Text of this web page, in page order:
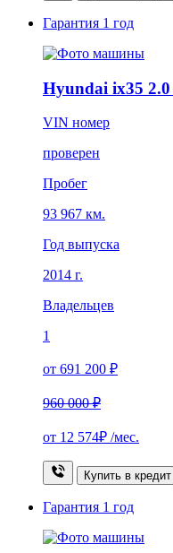
Гарантия 1 год
Hyundai ix35
VIN номер
проверен
Пробег
93 967 км.
Год выпуска
2014 г.
Владельцев
1
от 691 200 ₽
960 000 ₽
от 12 574₽ /мес.
Купить в кредит
Гарантия 1 год